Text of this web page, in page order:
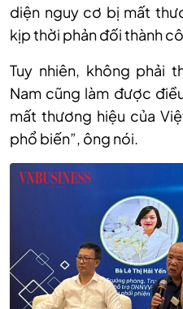
diện nguy cơ bị mất
kịp thời phản đối thành
Tuy nhiên, không phải
Nam cũng làm được
mất thương hiệu của
phổ biến”, ông nói.